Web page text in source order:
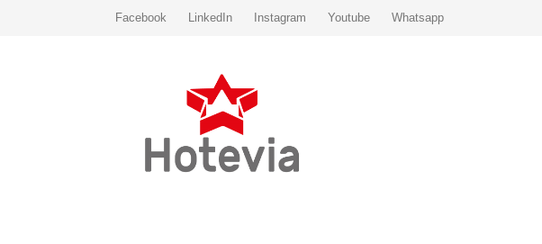
Facebook LinkedIn Instagram Youtube Whatsapp